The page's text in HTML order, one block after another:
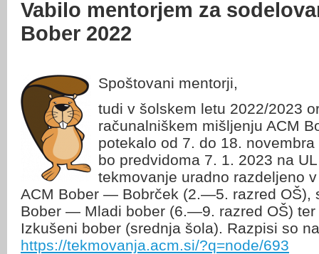
Vabilo mentorjem za
Bober 2022
Spoštovani mentorji,
tudi v šolskem letu 2022/2023
računalniškem mišljenju ACM
potekalo od 7. do 18.
bo predvidoma 7. 1. 2023 na
tekmovanje uradno razdeljeno
ACM Bober — Bobrček (2.—5. razred OŠ),
Bober — Mladi bober (6.—9. razred OŠ)
Izkušeni bober (srednja šola). Razpisi so
https://tekmovanja.acm.si/?q=node/693